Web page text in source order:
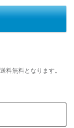
料無料となります。